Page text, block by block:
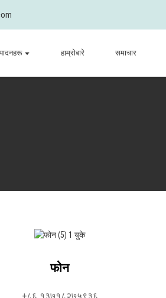
हाम्रोबारे समाचार
फोन